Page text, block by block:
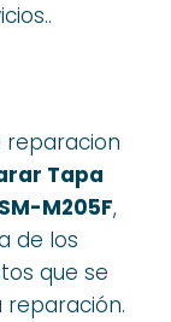
reparacion
Tapa
M205F,
de los
que se
reparación.